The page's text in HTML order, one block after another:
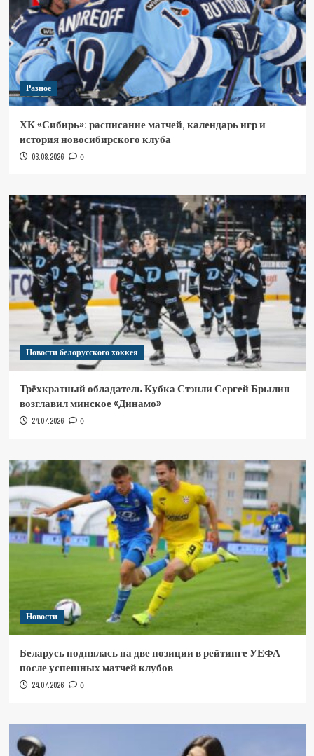
Разное
ХК «Сибирь»: расписание матчей, календарь игр и
история новосибирского клуба
03.08.2026 0
Новости белорусского хоккея
Трёхкратный обладатель Кубка Стэнли Сергей Брылин
возглавил минское «Динамо»
24.07.2026 0
Новости
Беларусь поднялась на две позиции в рейтинге УЕФА
после успешных матчей клубов
24.07.2026 0